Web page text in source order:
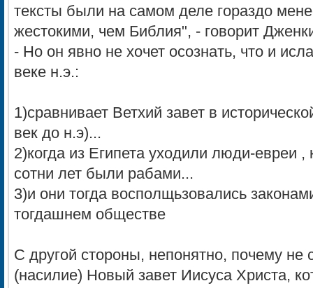
тексты были на самом деле гораздо
жестокими, чем Библия", - говорит
- Но он явно не хочет осознать, что и
веке н.э.:
1)сравнивает Ветхий завет в
век до н.э)...
2)когда из Египета уходили люди-евреи ,
сотни лет были рабами...
3)и они тогда восполщьзовались
тогдашнем обществе
С другой стороны, непонятно, почему не
(насилие) Новый завет Иисуса Христа,